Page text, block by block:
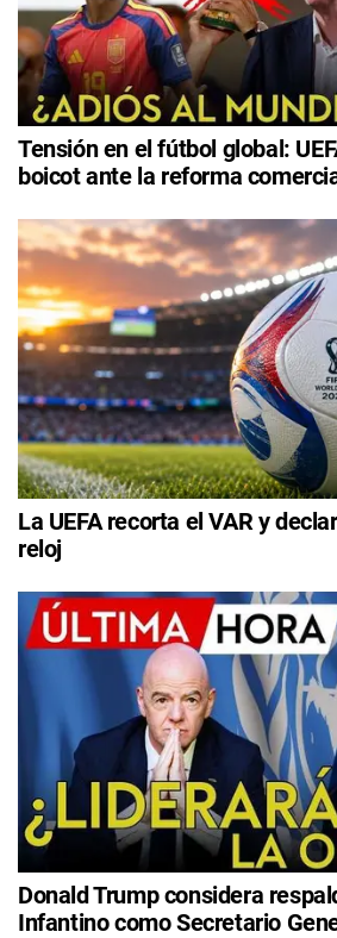
Tensión en el fútbol global:
boicot ante la reforma
La UEFA recorta el VAR y
reloj
Donald Trump considera
Infantino como Secretario